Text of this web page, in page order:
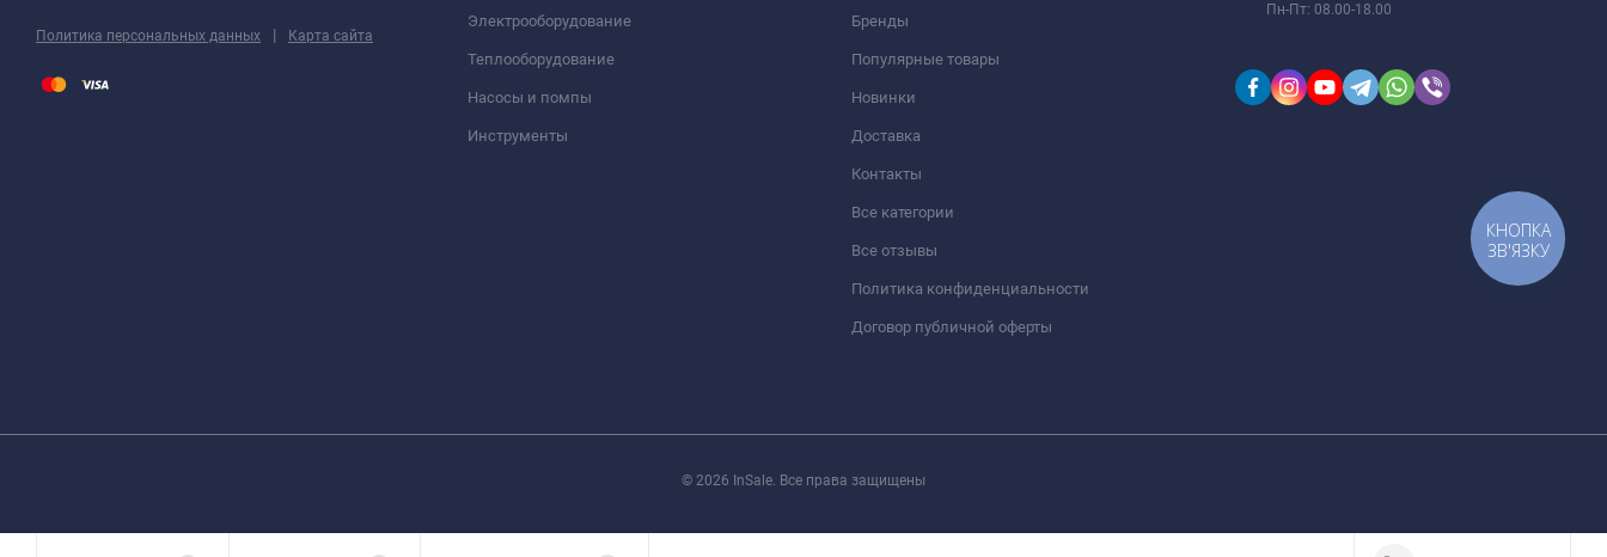
Политика персональных данных | Карта сайта
Электрооборудование
Теплооборудование
Насосы и помпы
Инструменты
Бренды
Популярные товары
Новинки
Доставка
Контакты
Все категории
Все отзывы
Политика конфиденциальности
Договор публичной оферты
Пн-Пт: 08.00-18.00
© 2026 InSale. Все права защищены
КНОПКА
ЗВ'ЯЗКУ